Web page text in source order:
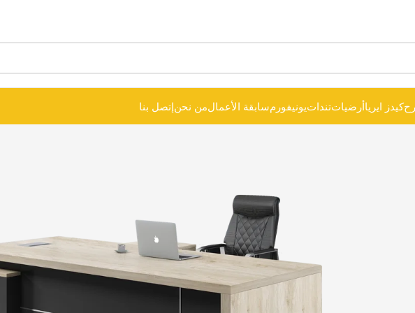
كيدز ايرياأرضياتتنداتيونيفورمسابقة الأعمالمن نحنإتصل بنا